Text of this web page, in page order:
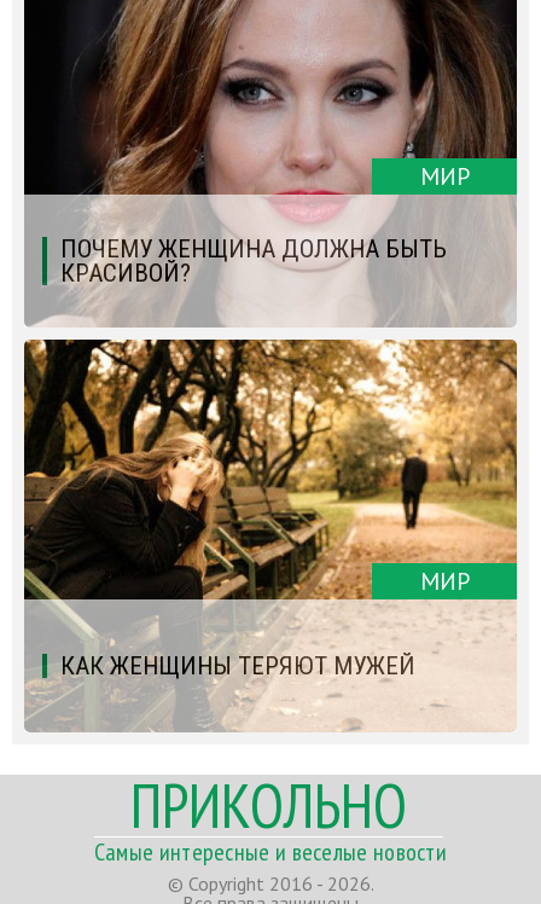
МИР
ПОЧЕМУ ЖЕНЩИНА ДОЛЖНА БЫТЬ
КРАСИВОЙ?
МИР
КАК ЖЕНЩИНЫ ТЕРЯЮТ МУЖЕЙ
ПРИКОЛЬНО
Самые интересные и веселые новости
© Copyright 2016 - 2026.